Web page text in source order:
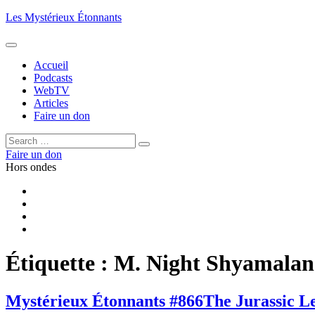
Aller
contenu
Les Mystérieux Étonnants
Accueil
Podcasts
WebTV
Articles
Faire un don
Rechercher :
Rechercher
Faire un don
Hors ondes
Étiquette : M. Night Shyamalan
Mystérieux Étonnants #866The Jurassic